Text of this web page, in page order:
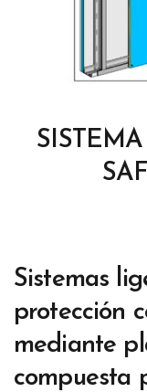
Sistemas
protección
mediante
compuesta